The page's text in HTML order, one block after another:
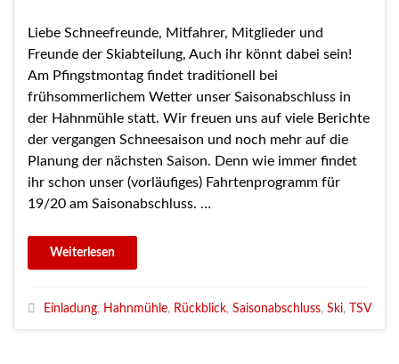
Liebe Schneefreunde, Mitfahrer, Mitglieder und
Freunde der Skiabteilung, Auch ihr könnt dabei sein!
Am Pfingstmontag findet traditionell bei
frühsommerlichem Wetter unser Saisonabschluss in
der Hahnmühle statt. Wir freuen uns auf viele Berichte
der vergangen Schneesaison und noch mehr auf die
Planung der nächsten Saison. Denn wie immer findet
ihr schon unser (vorläufiges) Fahrtenprogramm für
19/20 am Saisonabschluss. …
Einladung, Hahnmühle, Rückblick, Saisonabschluss, Ski, TSV